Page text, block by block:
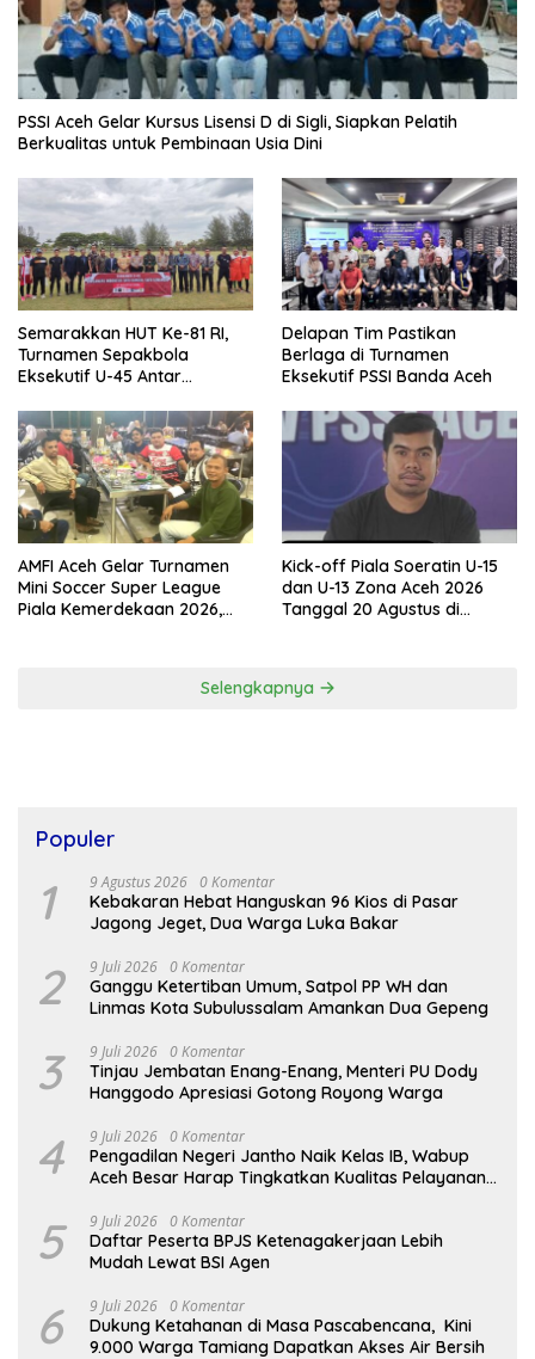
PSSI Aceh Gelar Kursus Lisensi D di Sigli, Siapkan Pelatih
Berkualitas untuk Pembinaan Usia Dini
Semarakkan HUT Ke-81 RI,
Turnamen Sepakbola
Eksekutif U-45 Antar
Resmi Bergulir
Delapan Tim Pastikan
Berlaga di Turnamen
Eksekutif PSSI Banda Aceh
AMFI Aceh Gelar Turnamen
Mini Soccer Super League
Piala Kemerdekaan 2026,
Kick-off Piala Soeratin U-15
dan U-13 Zona Aceh 2026
Tanggal 20 Agustus di
Selengkapnya
Populer
1 9 Agustus 2026 0 Komentar
Kebakaran Hebat Hanguskan 96 Kios di Pasar
Jagong Jeget, Dua Warga Luka Bakar
2 9 Juli 2026 0 Komentar
Ganggu Ketertiban Umum, Satpol PP WH dan
Linmas Kota Subulussalam Amankan Dua Gepeng
3 9 Juli 2026 0 Komentar
Tinjau Jembatan Enang-Enang, Menteri PU Dody
Hanggodo Apresiasi Gotong Royong Warga
4 9 Juli 2026 0 Komentar
Pengadilan Negeri Jantho Naik Kelas IB, Wabup
Aceh Besar Harap Tingkatkan Kualitas Pelayanan
5 9 Juli 2026 0 Komentar
Daftar Peserta BPJS Ketenagakerjaan Lebih
Mudah Lewat BSI Agen
6 9 Juli 2026 0 Komentar
Dukung Ketahanan di Masa Pascabencana, Kini
9.000 Warga Tamiang Dapatkan Akses Air Bersih